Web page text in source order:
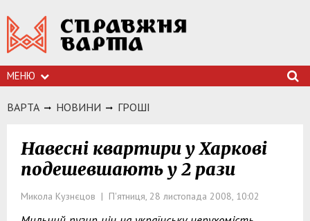
МЕНЮ
ВАРТА НОВИНИ ГРОШI
Навесні квартири у Харкові
подешевшають у 2 рази
Микола Кузнєцов | П'ятниця, 28 листопада 2008, 10:02